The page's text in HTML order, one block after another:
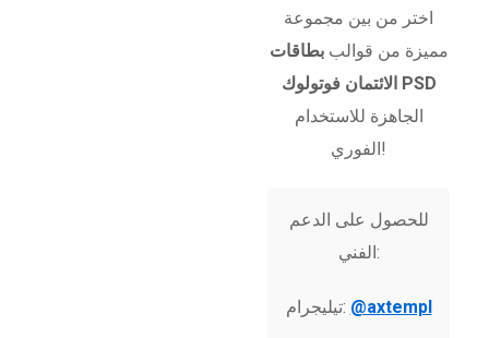
اختر من بين مجموعة
مميزة من قوالببطاقات
الائتمان فوتولوك PSD
الجاهزة للاستخدام
الفوري!
للحصول على الدعم
الفني:
تيليجرام: @axtempl